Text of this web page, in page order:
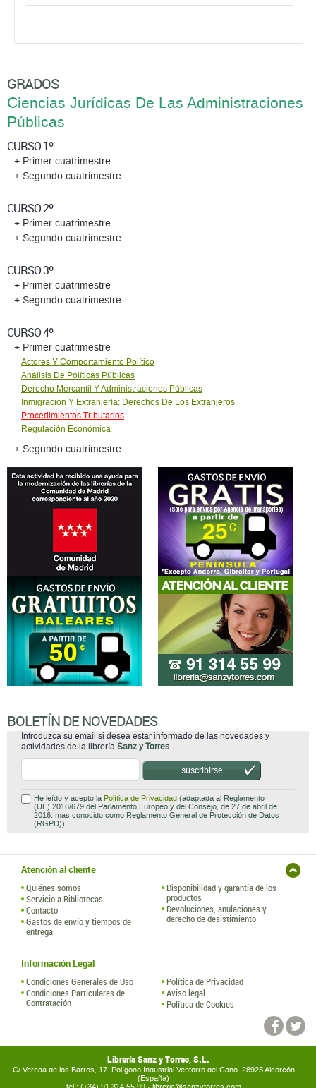
GRADOS
Ciencias Jurídicas De Las Administraciones
Públicas
CURSO 1º
+ Primer cuatrimestre
+ Segundo cuatrimestre
CURSO 2º
+ Primer cuatrimestre
+ Segundo cuatrimestre
CURSO 3º
+ Primer cuatrimestre
+ Segundo cuatrimestre
CURSO 4º
+ Primer cuatrimestre
Actores Y Comportamiento Político
Análisis De Políticas Públicas
Derecho Mercantil Y Administraciones Públicas
Inmigración Y Extranjería: Derechos De Los Extranjeros
Procedimientos Tributarios
Regulación Económica
+ Segundo cuatrimestre
BOLETÍN DE NOVEDADES
Introduzca su email si desea estar informado de las novedades y
actividades de la librería Sanz y Torres
suscribirse
He leído y acepto la Política de Privacidad (adaptada al Reglamento
(UE) 2016/679 del Parlamento Europeo y del Consejo, de 27 de abril de
2016, mas conocido como Reglamento General de Protección de Datos
(RGPD)).
Atención al cliente
Quiénes somos
Servicio a Bibliotecas
Contacto
Gastos de envío y tiempos de
entrega
Disponibilidad y garantía de los
productos
Devoluciones, anulaciones y
derecho de desistimiento
Información Legal
Condiciones Generales de Uso
Condiciones Particulares de
Contratación
Política de Privacidad
Aviso legal
Política de Cookies
Librería Sanz y Torres, S.L.
C/ Vereda de los Barros, 17. Polígono Industrial Ventorro del Cano. 28925 Alcorcón
(España)